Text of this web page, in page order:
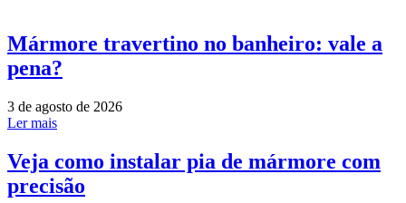
Mármore travertino no banheiro: vale a
pena?
3 de agosto de 2026
Ler mais
Veja como instalar pia de mármore com
precisão